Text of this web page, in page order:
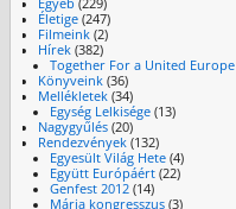
Egyéb (229)
Életige(247)
Filmeink(2)
Hírek(382)
Together For a United Europe
Könyveink(36)
Mellékletek(34)
Egység Lelkisége (13)
Nagygyűlés(20)
Rendezvények(132)
Egyesült Világ Hete (4)
Együtt Európáért (22)
Genfest 2012 (14)
Mária kongresszus (3)